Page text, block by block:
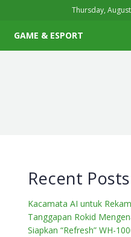
Thursday,
GAME & ESPORT
Recent Posts
Kacamata AI untuk
Tanggapan Rokid
Siapkan “Refresh” WH-